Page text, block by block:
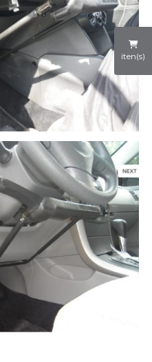
iten(s)